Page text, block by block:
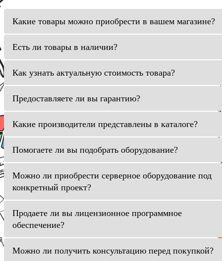
Какие товары можно приобрести в вашем магазине?
Есть ли товары в наличии?
Как узнать актуальную стоимость товара?
Предоставляете ли вы гарантию?
Какие производители представлены в каталоге?
Помогаете ли вы подобрать оборудование?
Можно ли приобрести серверное оборудование под
конкретный проект?
Продаете ли вы лицензионное программное
обеспечение?
Можно ли получить консультацию перед покупкой?